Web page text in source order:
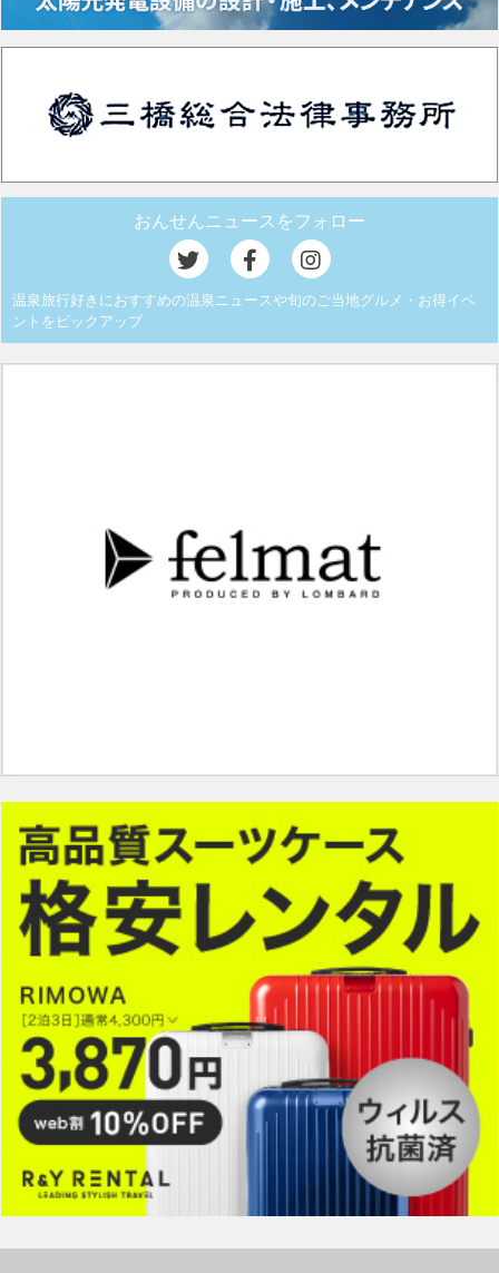
おんせんニュースをフォロー
温泉旅行好きにおすすめの温泉ニュースや旬のご当地グルメ・お得イベ
ントをピックアップ